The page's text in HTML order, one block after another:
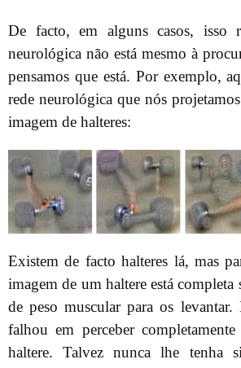
De facto, em alguns casos, isso
neurológica não está mesmo à
pensamos que está. Por exemplo,
rede neurológica que nós
imagem de halteres:
Existem de facto halteres lá, mas
imagem de um haltere está completa
de peso muscular para os levantar.
falhou em perceber
haltere. Talvez nunca lhe tenha